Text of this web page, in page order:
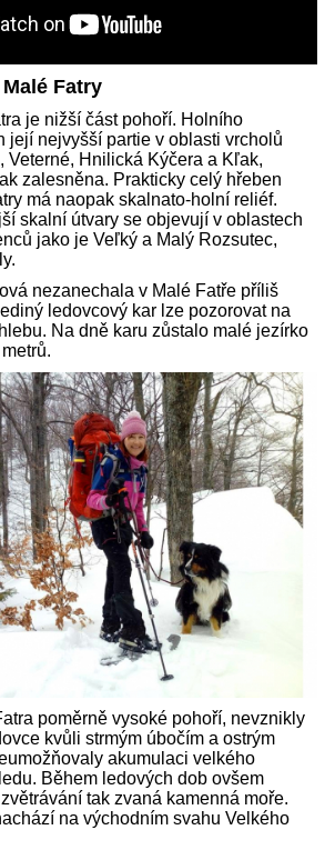
Fatry
je nižší část pohoří. Holního
její nejvyšší partie v oblasti vrcholů
Veterné, Hnilická Kýčera a Kľak,
zalesněna. Prakticky celý hřeben
má naopak skalnato-holní reliéf.
skalní útvary se objevují v oblastech
jako je Veľký a Malý Rozsutec,
nezanechala v Malé Fatře příliš
ledovcový kar lze pozorovat na
Na dně karu zůstalo malé jezírko
poměrně vysoké pohoří, nevznikly
kvůli strmým úbočím a ostrým
akumulaci velkého
Během ledových dob ovšem
tak zvaná kamenná moře.
na východním svahu Velkého